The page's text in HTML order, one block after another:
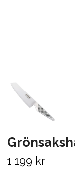
1 199 kr